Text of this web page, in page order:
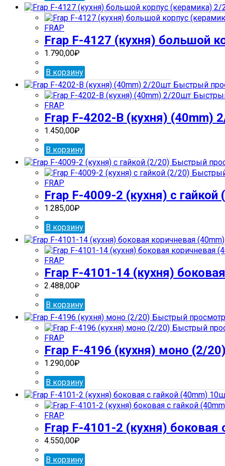
FRAP
Frap F-4127 (кухня) большой
1.790,00₽
В корзину
Быстрый
FRAP
Frap F-4202-В (кухня) (40mm)
1.450,00₽
В корзину
Быстрый
FRAP
Frap F-4009-2 (кухня) с гайкой
1.285,00₽
В корзину
FRAP
Frap F-4101-14 (кухня)
2.488,00₽
В корзину
Быстрый просмотр
Быстрый
FRAP
Frap F-4196 (кухня) моно (2/
1.290,00₽
В корзину
FRAP
Frap F-4101-2 (кухня) боковая
4.550,00₽
В корзину